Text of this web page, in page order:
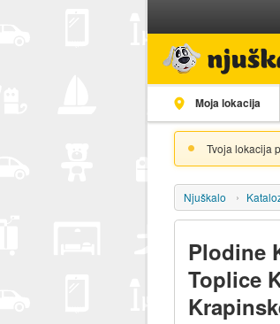
Moja lokacija
Tvoja lokacija
Njuškalo
Plodine
Toplice